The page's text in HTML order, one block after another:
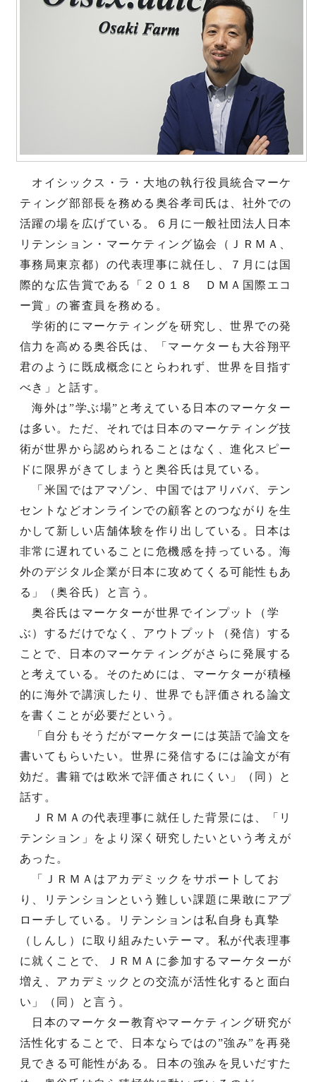
オイシックス・ラ・大地の執行役員統合マーケ
ティング部部長を務める奥谷孝司氏は、社外での
活躍の場を広げている。６月に一般社団法人日本
リテンション・マーケティング協会（ＪＲＭＡ、
事務局東京都）の代表理事に就任し、７月には国
際的な広告賞である「２０１８ ＤＭＡ国際エコ
ー賞」の審査員を務める。
学術的にマーケティングを研究し、世界での発
信力を高める奥谷氏は、「マーケターも大谷翔平
君のように既成概念にとらわれず、世界を目指す
べき」と話す。
海外は”学ぶ場”と考えている日本のマーケター
は多い。ただ、それでは日本のマーケティング技
術が世界から認められることはなく、進化スピー
ドに限界がきてしまうと奥谷氏は見ている。
「米国ではアマゾン、中国ではアリババ、テン
セントなどオンラインでの顧客とのつながりを生
かして新しい店舗体験を作り出している。日本は
非常に遅れていることに危機感を持っている。海
外のデジタル企業が日本に攻めてくる可能性もあ
る」（奥谷氏）と言う。
奥谷氏はマーケターが世界でインプット（学
ぶ）するだけでなく、アウトプット（発信）する
ことで、日本のマーケティングがさらに発展する
と考えている。そのためには、マーケターが積極
的に海外で講演したり、世界でも評価される論文
を書くことが必要だという。
「自分もそうだがマーケターには英語で論文を
書いてもらいたい。世界に発信するには論文が有
効だ。書籍では欧米で評価されにくい」（同）と
話す。
ＪＲＭＡの代表理事に就任した背景には、「リ
テンション」をより深く研究したいという考えが
あった。
「ＪＲＭＡはアカデミックをサポートしてお
り、リテンションという難しい課題に果敢にアプ
ローチしている。リテンションは私自身も真摯
（しんし）に取り組みたいテーマ。私が代表理事
に就くことで、ＪＲＭＡに参加するマーケターが
増え、アカデミックとの交流が活性化すると面白
い」（同）と言う。
日本のマーケター教育やマーケティング研究が
活性化することで、日本ならではの”強み”を再発
見できる可能性がある。日本の強みを見いだすた